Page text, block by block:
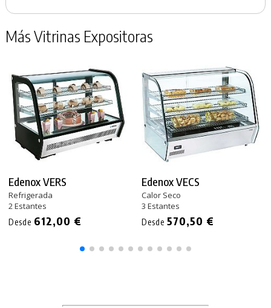
Más Vitrinas Expositoras
Edenox VERS
Refrigerada
2 Estantes
Desde 612,00 €
Edenox VECS
Calor Seco
3 Estantes
Desde 570,50 €